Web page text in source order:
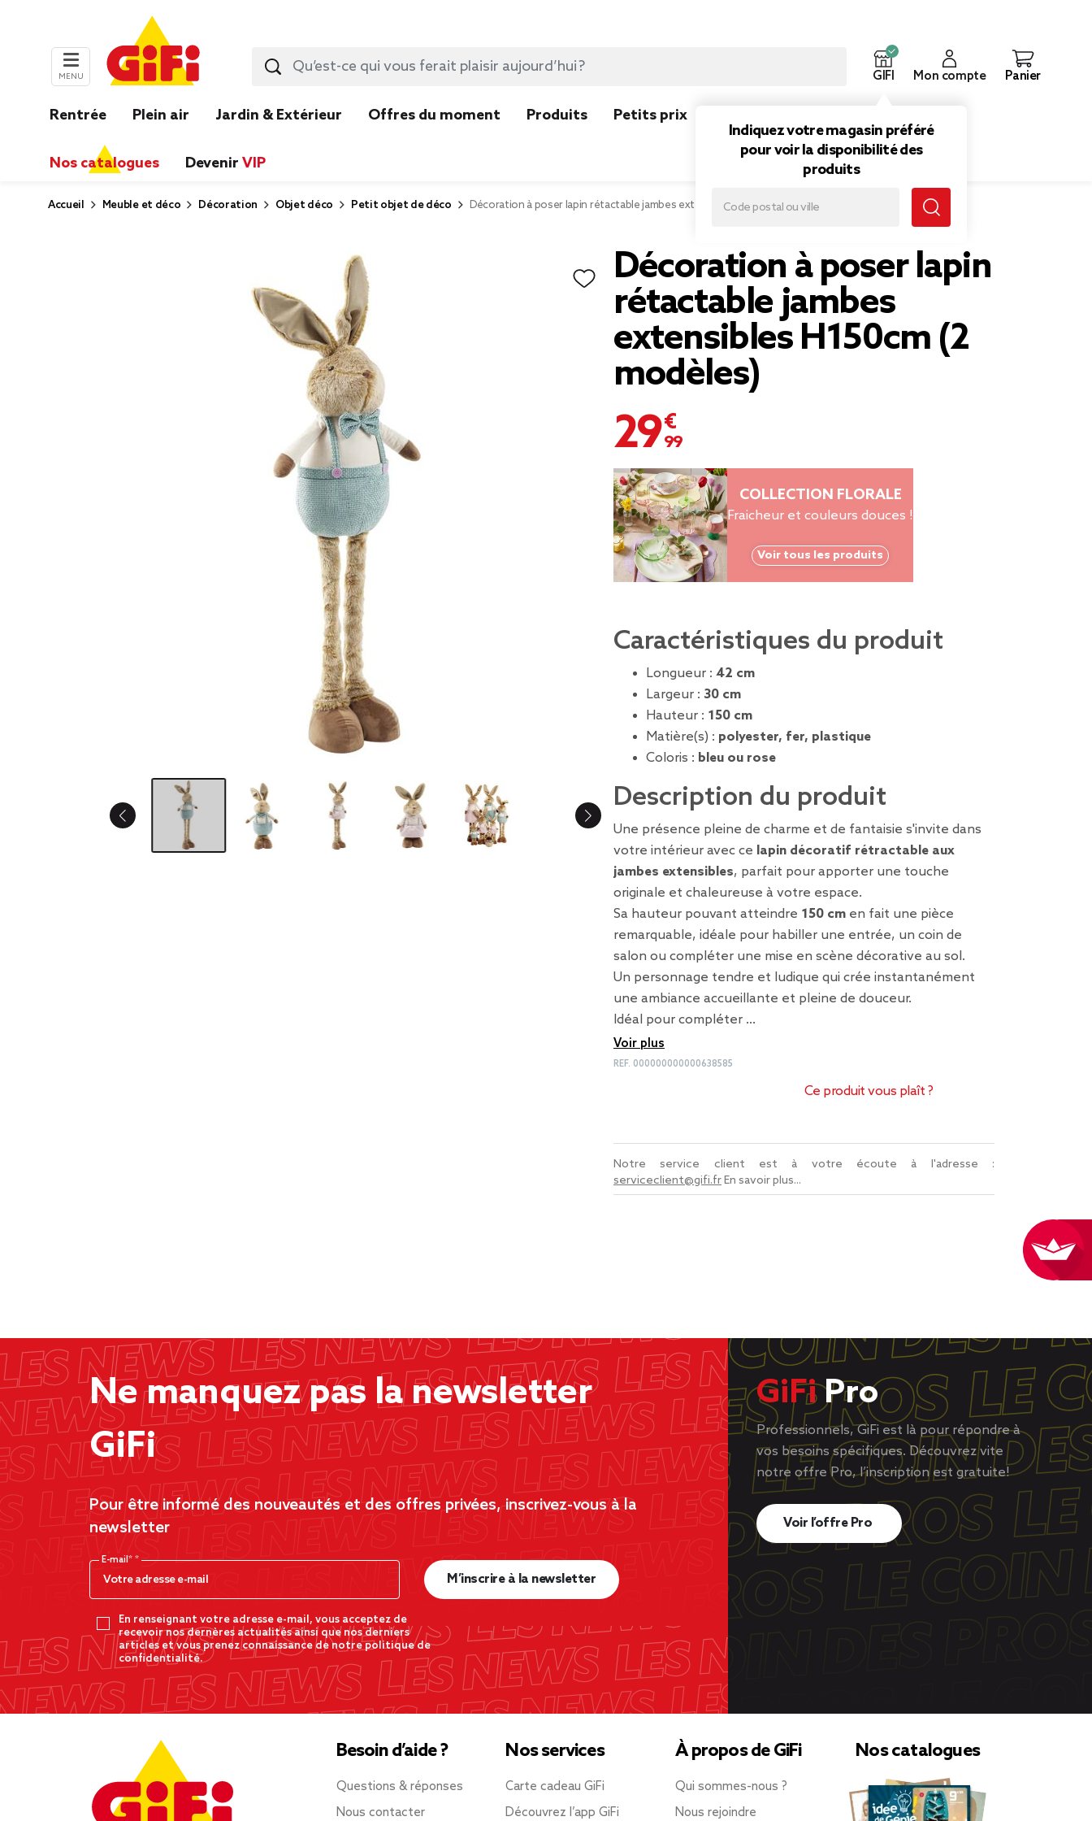
MENU GIFI
Indiquez votre magasin préféré
pour voir la disponibilité des
produits
Mon compte Panier
Rentrée Plein air Jardin & Extérieur Offres du moment Produits Petits prix
Nos catalogues Devenir VIP
Accueil Meuble et déco Décoration Objet déco Petit objet de déco Décoration à poser lapin rétactable jambes extensibles H150cm (2 modèles)
Décoration à poser lapin
rétactable jambes
extensibles H150cm (2
modèles)
29,99 €
COLLECTION FLORALE
Fraicheur et couleurs douces !
Voir tous les produits
Caractéristiques du produit
Longueur : 42 cm
Largeur : 30 cm
Hauteur : 150 cm
Matière(s) : polyester, fer, plastique
Coloris : bleu ou rose
Description du produit
Une présence pleine de charme et de fantaisie s'invite dans
votre intérieur avec ce lapin décoratif rétractable aux
jambes extensibles, parfait pour apporter une touche
originale et chaleureuse à votre espace.
Sa hauteur pouvant atteindre 150 cm en fait une pièce
remarquable, idéale pour habiller une entrée, un coin de
salon ou compléter une mise en scène décorative au sol.
Un personnage tendre et ludique qui crée instantanément
une ambiance accueillante et pleine de douceur.
Idéal pour compléter …
Voir plus
REF. 000000000000638585
Ce produit vous plaît ?
Notre service client est à votre écoute à l'adresse :
serviceclient@gifi.frEn savoir plus...
Ne manquez pas la newsletter
GiFi
Pour être informé des nouveautés et des offres privées, inscrivez-vous à la
newsletter
E-mail*
En renseignant votre adresse e-mail, vous acceptez de
recevoir nos dernères actualités ainsi que nos derniers
articles et vous prenez connaissance de notre politique de
confidentialité.
M’inscrire à la newsletter
GiFiPro
Professionnels, GiFi est là pour répondre à
vos besoins spécifiques. Découvrez vite
notre offre Pro, l’inscription est gratuite!
Voir l’offre Pro
Besoin d’aide ?
Questions & réponses
Nous contacter
Nos services
Carte cadeau GiFi
Découvrez l’app GiFi
À propos de GiFi
Qui sommes-nous ?
Nous rejoindre
Nos catalogues